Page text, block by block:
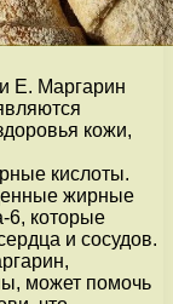
E. Маргарин
кожи,
кислоты.
жирные
6, которые
и сосудов.
может помочь